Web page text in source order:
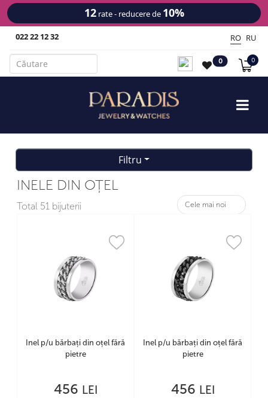
rate - reducere de10%
022 22 12 32 RO RU
0 0
Filtru
INELE DIN OȚEL
Total 51 bijuterii
Inel p/u bărbați din oțel fără
pietre
456 LEI
Inel p/u bărbați din oțel fără
pietre
456 LEI